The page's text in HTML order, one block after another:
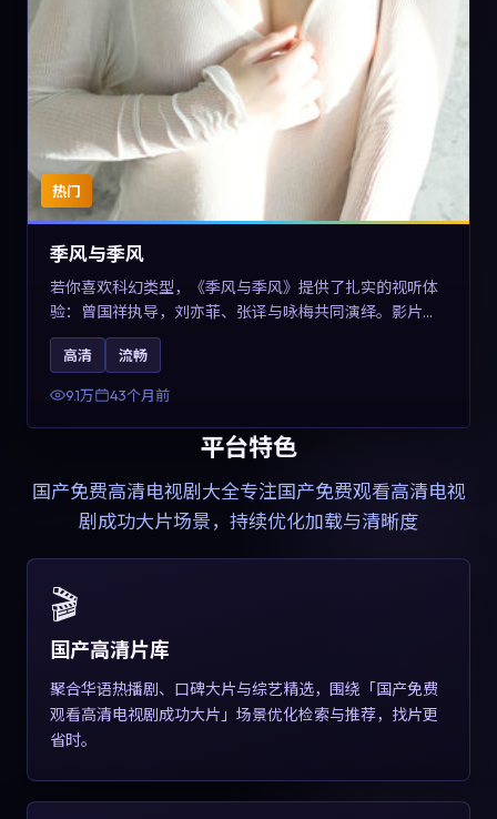
热门
季风与季风
若你喜欢科幻类型，《季风与季风》提供了扎实的视听体
验：曾国祥执导，刘亦菲、张译与咏梅共同演绎。影片
2023年于西班牙上映，内容在有限空间内完成高密度的戏
剧冲突，关键词包含高清流畅、人物关系与情节反转，适
合检索「2023科幻」「西班牙电影」的用户。
高清 流畅
9.1万 43个月前
平台特色
国产免费高清电视剧大全专注国产免费观看高清电视
剧成功大片场景，持续优化加载与清晰度
🎬
国产高清片库
聚合华语热播剧、口碑大片与综艺精选，围绕「国产免费
观看高清电视剧成功大片」场景优化检索与推荐，找片更
省时。